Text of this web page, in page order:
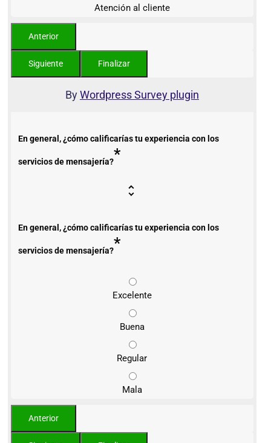
Atención al cliente
ByWordpress Survey plugin
En general, ¿cómo calificarías tu experiencia con los
servicios de mensajería?*
En general, ¿cómo calificarías tu experiencia con los
servicios de mensajería?*
Excelente
Buena
Regular
Mala